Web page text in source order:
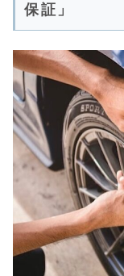
保証」